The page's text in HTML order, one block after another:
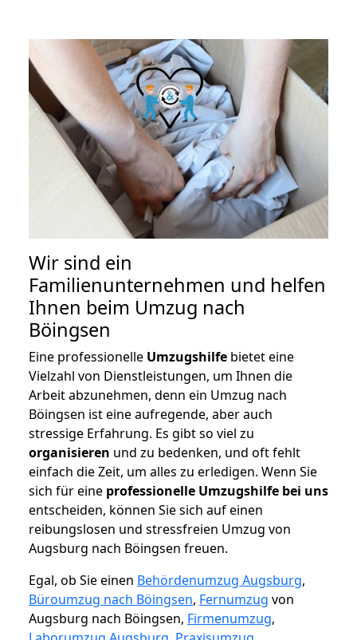
Wir sind ein
Familienunternehmen und helfen
Ihnen beim Umzug nach
Böingsen
Eine professionelle Umzugshilfe bietet eine
Vielzahl von Dienstleistungen, um Ihnen die
Arbeit abzunehmen, denn ein Umzug nach
Böingsen ist eine aufregende, aber auch
stressige Erfahrung. Es gibt so viel zu
organisieren und zu bedenken, und oft fehlt
einfach die Zeit, um alles zu erledigen. Wenn Sie
sich für eine professionelle Umzugshilfe bei uns
entscheiden, können Sie sich auf einen
reibungslosen und stressfreien Umzug von
Augsburg nach Böingsen freuen.
Egal, ob Sie einen Behördenumzug Augsburg,
Büroumzug nach Böingsen, Fernumzug von
Augsburg nach Böingsen, Firmenumzug,